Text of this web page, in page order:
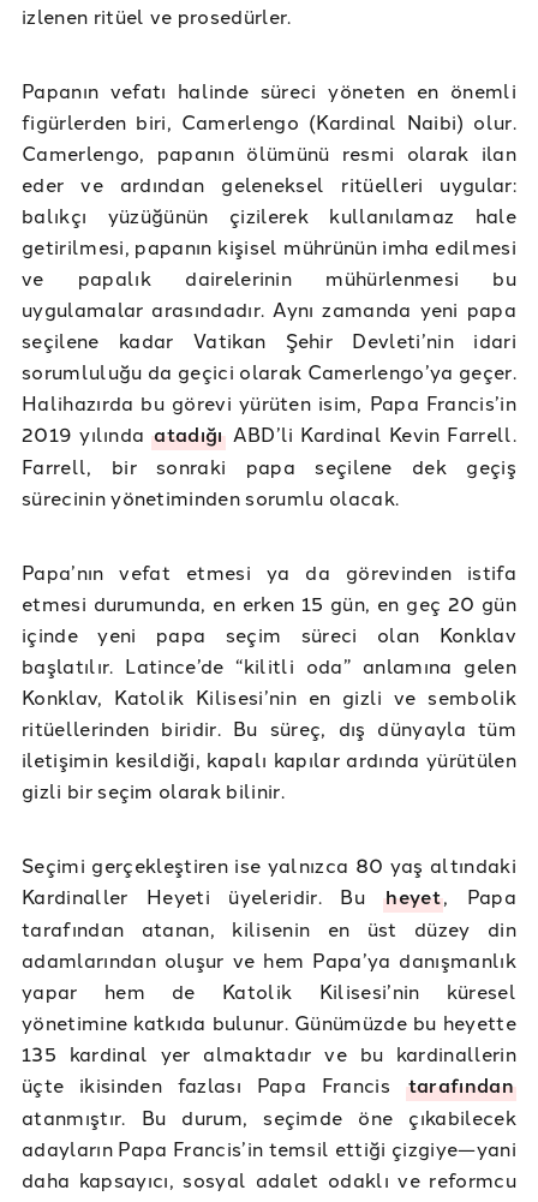
izlenen ritüel ve prosedürler.
Papanın vefatı halinde süreci yöneten en önemli
figürlerden biri, Camerlengo (Kardinal Naibi) olur.
Camerlengo, papanın ölümünü resmi olarak ilan
eder ve ardından geleneksel ritüelleri uygular:
balıkçı yüzüğünün çizilerek kullanılamaz hale
getirilmesi, papanın kişisel mührünün imha edilmesi
ve papalık dairelerinin mühürlenmesi bu
uygulamalar arasındadır. Aynı zamanda yeni papa
seçilene kadar Vatikan Şehir Devleti’nin idari
sorumluluğu da geçici olarak Camerlengo’ya geçer.
Halihazırda bu görevi yürüten isim, Papa Francis’in
2019 yılındaatadığıABD’li Kardinal Kevin Farrell.
Farrell, bir sonraki papa seçilene dek geçiş
sürecinin yönetiminden sorumlu olacak.
Papa’nın vefat etmesi ya da görevinden istifa
etmesi durumunda, en erken 15 gün, en geç 20 gün
içinde yeni papa seçim süreci olan Konklav
başlatılır. Latince’de “kilitli oda” anlamına gelen
Konklav, Katolik Kilisesi’nin en gizli ve sembolik
ritüellerinden biridir. Bu süreç, dış dünyayla tüm
iletişimin kesildiği, kapalı kapılar ardında yürütülen
gizli bir seçim olarak bilinir.
Seçimi gerçekleştiren ise yalnızca 80 yaş altındaki
Kardinaller Heyeti üyeleridir. Buheyet, Papa
tarafından atanan, kilisenin en üst düzey din
adamlarından oluşur ve hem Papa’ya danışmanlık
yapar hem de Katolik Kilisesi’nin küresel
yönetimine katkıda bulunur. Günümüzde bu heyette
135 kardinal yer almaktadır ve bu kardinallerin
üçte ikisinden fazlası Papa Francis tarafından
atanmıştır. Bu durum, seçimde öne çıkabilecek
adayların Papa Francis’in temsil ettiği çizgiye—yani
daha kapsayıcı, sosyal adalet odaklı ve reformcu